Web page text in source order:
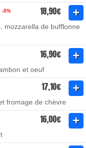
-5% 18,90€
mozzarella de bufflonne
16,90€
et oeuf
17,10€
fromage de chèvre
16,00€